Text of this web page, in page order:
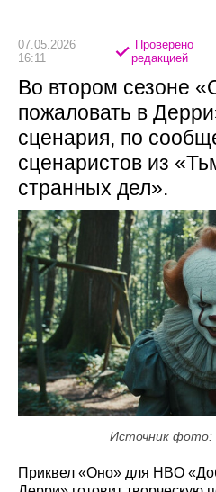
07.05.2026
16:11
Проверено
редакцией
Во втором сезоне
пожаловать в
сценария, по
сценаристов из
странных дел».
Источник фото:
Приквел «Оно» для HBO